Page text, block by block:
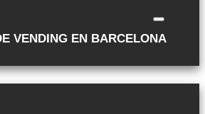
VENDING EN BARCELONA